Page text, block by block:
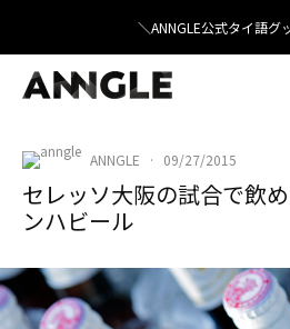
＼ANNGLE公式タイ語グ
ANNGLE · 09/27/2015
セレッソ大阪の試合で飲
ンハビール